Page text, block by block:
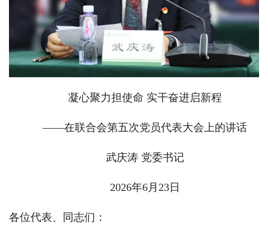
凝心聚力担使命 实干奋进启新程
——在联合会第五次党员代表大会上的讲话
武庆涛 党委书记
2026年6月23日
各位代表、同志们：